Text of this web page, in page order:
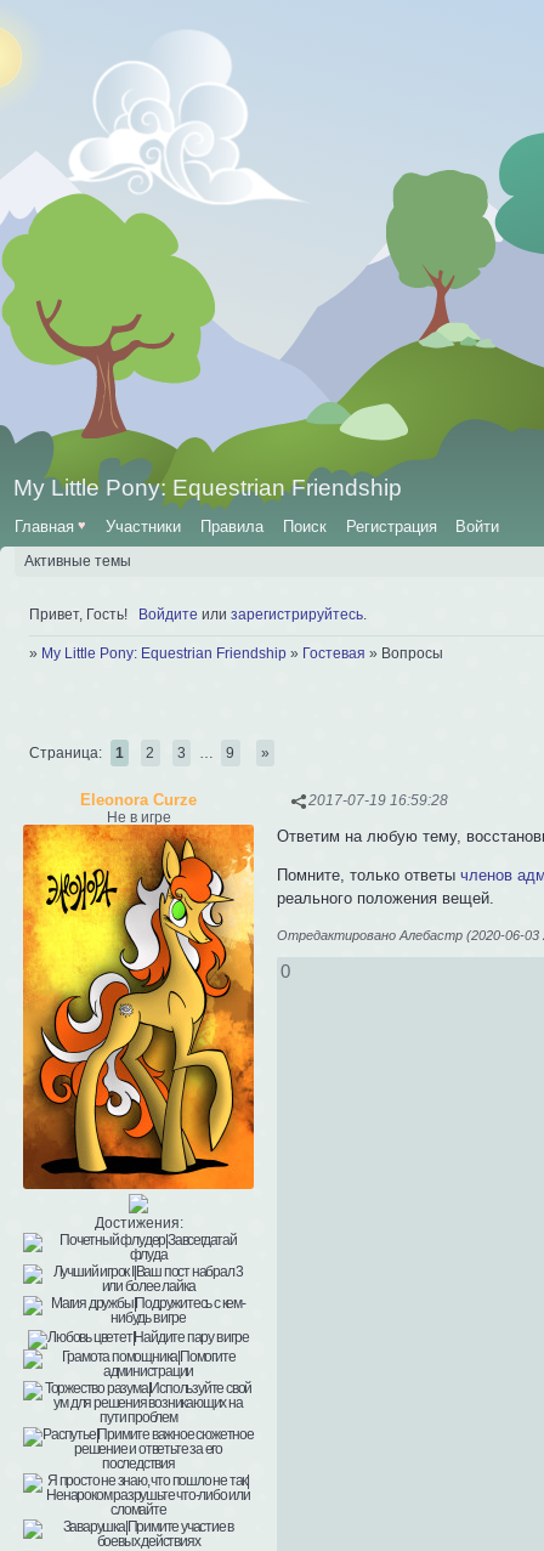
My Little Pony: Equestrian Friendship
Главная ♥ Участники Правила Поиск Регистрация Войти
Активные темы
Привет, Гость! Войдите или зарегистрируйтесь
» My Little Pony: Equestrian Friendship » Гостевая » Вопросы
Страница: 1 2 3 9 »
2017-07-19 16:59:28
Eleonora Curze
Не в игре
Достижения:
Ответим на любую тему,
Помните, только ответычленов
реального положения вещей.
Отредактировано Алебастр (2020-06-03
0